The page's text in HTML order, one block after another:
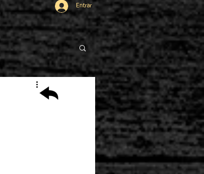
Entrar